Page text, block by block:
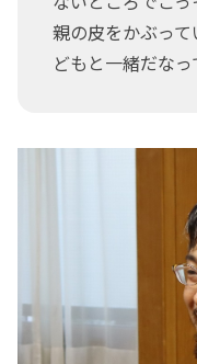
親の皮をかぶっ
どもと一緒だなっ